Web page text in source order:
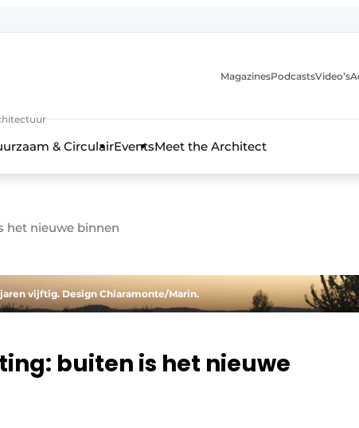
MagazinesPodcastsVideo’s
& CirculairEventsMeet the Architect
het nieuwe binnen
vijftig. Design Chiaramonte/Marin.
buiten is het nieuwe